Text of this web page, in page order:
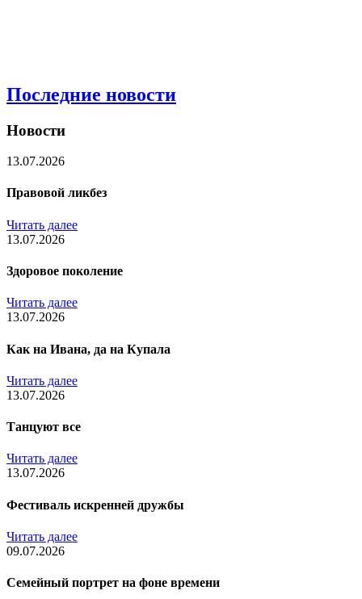
Последние новости
Новости
13.07.2026
Правовой ликбез
Читать далее
13.07.2026
Здоровое поколение
Читать далее
13.07.2026
Как на Ивана, да на Купала
Читать далее
13.07.2026
Танцуют все
Читать далее
13.07.2026
Фестиваль искренней дружбы
Читать далее
09.07.2026
Семейный портрет на фоне времени